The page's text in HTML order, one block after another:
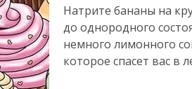
Натрите бананы на
до однородного
немного лимонного
которое спасет вас в